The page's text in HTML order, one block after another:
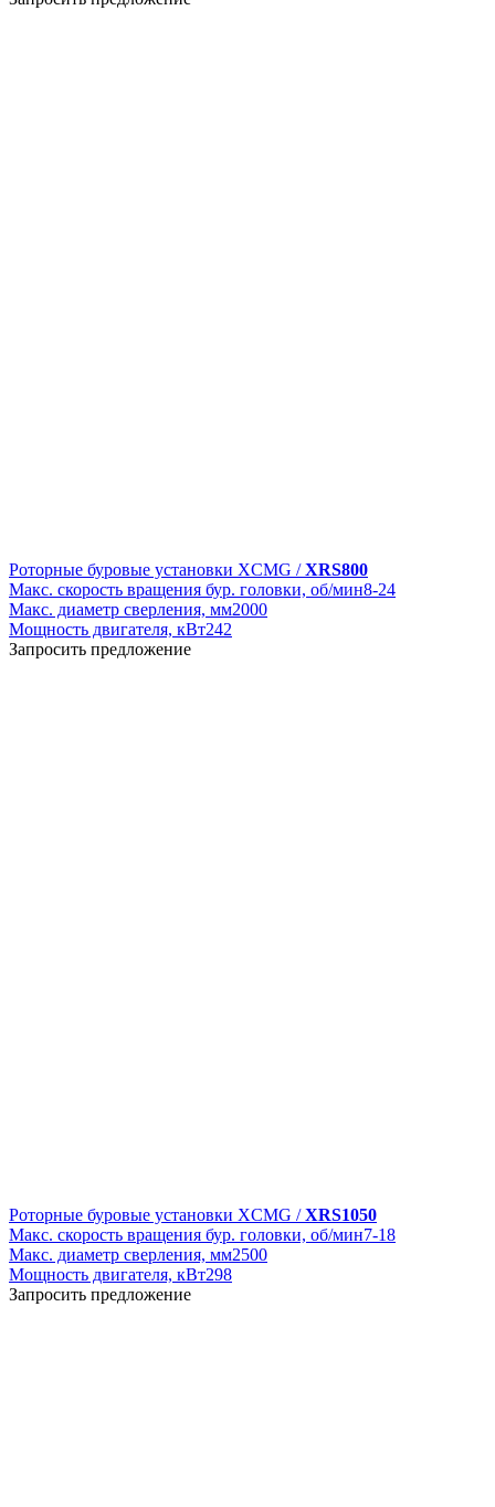
Роторные буровые установки XCMG /XRS800
Макс. скорость вращения бур. головки, об/мин8-24
Макс. диаметр сверления, мм2000
Мощность двигателя, кВт242
Запросить предложение
Роторные буровые установки XCMG /XRS1050
Макс. скорость вращения бур. головки, об/мин7-18
Макс. диаметр сверления, мм2500
Мощность двигателя, кВт298
Запросить предложение